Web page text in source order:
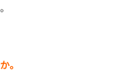
。
。